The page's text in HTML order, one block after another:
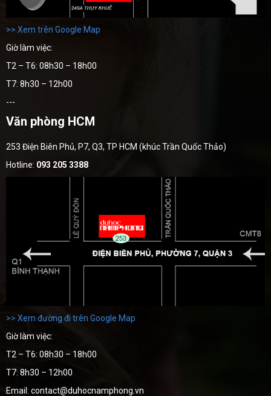
>> Xem trên Google Map
Giờ làm việc:
T2 – T6: 08h30 – 18h00
T7: 8h30 – 12h00
---
Văn phòng HCM
253 Điện Biên Phủ, P7, Q3, TP HCM (khúc Trần Quốc Thảo)
Hotline: 093 205 3388
>> Xem đường đi trên Google Map
Giờ làm việc:
T2 – T6: 08h30 – 18h00
T7: 8h30 – 12h00
Email: contact@duhocnamphong.vn